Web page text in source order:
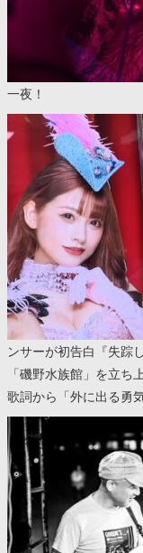
一夜！
ンサーが初告白『失踪
「磯野水族館」を立ち
歌詞から「外に出る勇